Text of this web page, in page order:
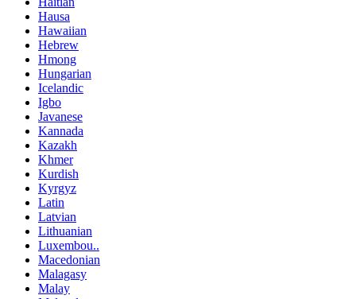
Hausa
Hawaiian
Hebrew
Hmong
Hungarian
Icelandic
Igbo
Javanese
Kannada
Kazakh
Khmer
Kurdish
Kyrgyz
Latin
Latvian
Lithuanian
Luxembou..
Macedonian
Malagasy
Malay